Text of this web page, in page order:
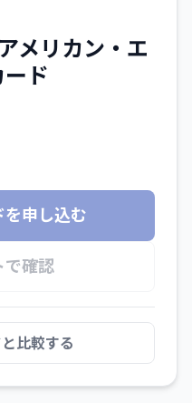
メリカン・エ
ド
を申し込む
で確認
比較する